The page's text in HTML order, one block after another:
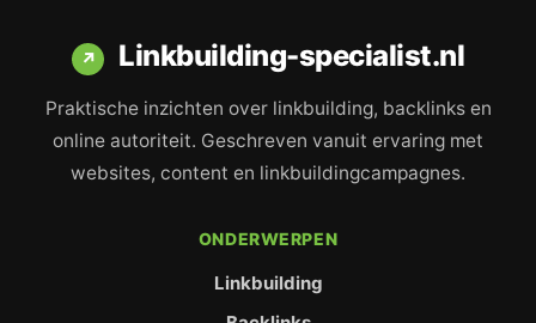
↗ Linkbuilding-specialist.nl
Praktische inzichten over linkbuilding, backlinks en
online autoriteit. Geschreven vanuit ervaring met
websites, content en linkbuildingcampagnes.
ONDERWERPEN
Linkbuilding